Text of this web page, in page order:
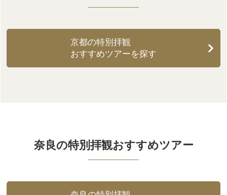
京都の特別拝観
おすすめツアーを探す
奈良の特別拝観おすすめツアー